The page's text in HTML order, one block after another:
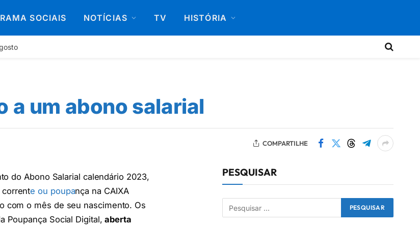
SOCIAIS NOTÍCIAS TV HISTÓRIA
a um abono salarial
COMPARTILHE
do Abono Salarial calendário 2023,
corrente ou poupança na CAIXA
com o mês de seu nascimento. Os
Poupança Social Digital,aberta
PESQUISAR